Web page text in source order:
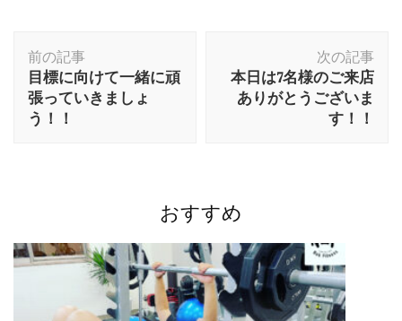
前の記事
目標に向けて一緒に頑
張っていきましょ
う！！
次の記事
本日は7名様のご来店
ありがとうございま
す！！
おすすめ